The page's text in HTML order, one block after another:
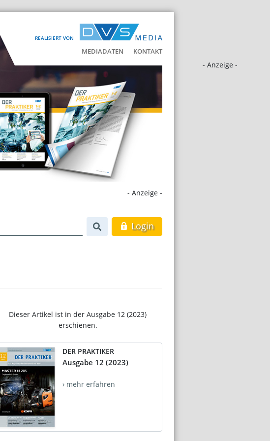
REALISIERT VON
MEDIADATEN KONTAKT
- Anzeige -
- Anzeige -
Login
Dieser Artikel ist in der Ausgabe 12 (2023)
erschienen.
DER PRAKTIKER
Ausgabe 12 (2023)
› mehr erfahren